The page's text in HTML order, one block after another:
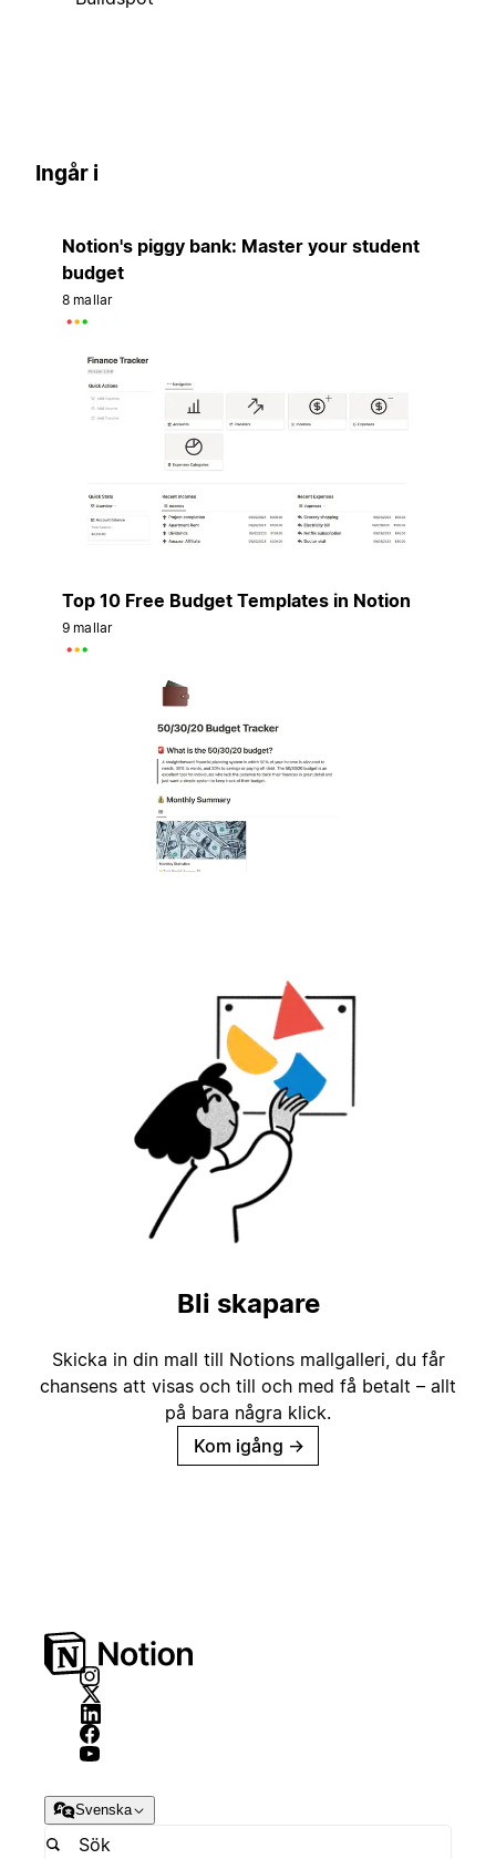
Ingår i
Notion's piggy bank: Master your student
budget
8 mallar
Top 10 Free Budget Templates in Notion
9 mallar
Bli skapare
Skicka in din mall till Notions mallgalleri, du får
chansens att visas och till och med få betalt – allt
på bara några klick.
Kom igång →
Svenska